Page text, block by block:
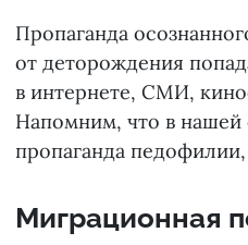
Пропаганда
от деторождения
в интернете, СМИ,
Напомним, что в
пропаганда
Миграционная